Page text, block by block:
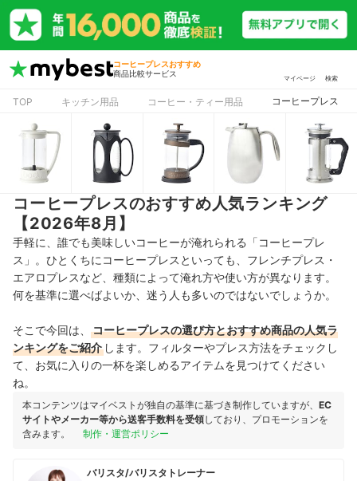
コーヒープレスおすすめ
商品比較サービス
マイページ 検索
TOP キッチン用品 コーヒー・ティー用品 コーヒープレス
コーヒープレスのおすすめ人気ランキング
【2026年8月】
手軽に、誰でも美味しいコーヒーが淹れられる「コーヒープレ
ス」。ひとくちにコーヒープレスといっても、フレンチプレス・
エアロプレスなど、種類によって淹れ方や使い方が異なります。
何を基準に選べばよいか、迷う人も多いのではないでしょうか。
そこで今回は、
コーヒープレスの選び方とおすすめ商品の人気ラ
ンキングをご紹介 します。フィルターやプレス方法をチェックし
て、お気に入りの一杯を楽しめるアイテムを見つけてください
ね。
本コンテンツはマイベストが独自の基準に基づき制作していますが、 EC
サイトやメーカー等から送客手数料を受領しており、プロモーションを
含みます。
制作・運営ポリシー
バリスタ/バリスタトレーナー